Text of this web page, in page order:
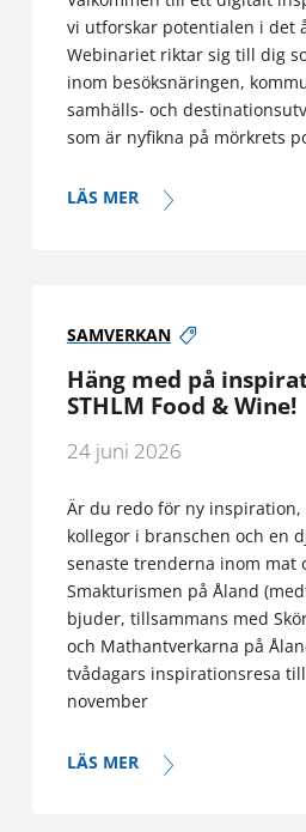
vi utforskar potentialen i det
Webinariet riktar sig till dig
inom besöksnäringen,
samhälls- och
som är nyfikna på mörkrets
LÄS MER
SAMVERKAN
Häng med på
STHLM Food & Wine!
24 juni 2026
Är du redo för ny inspiration,
kollegor i branschen och en
senaste trenderna inom mat
Smakturismen på Åland
bjuder, tillsammans med
och Mathantverkarna på
tvådagars inspirationsresa
november
LÄS MER